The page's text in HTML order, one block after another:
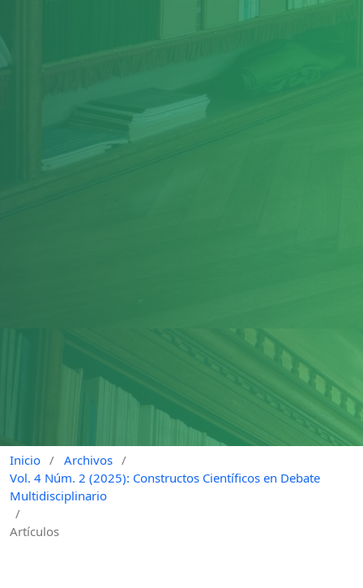
Inicio / Archivos /
Vol. 4 Núm. 2 (2025): Constructos Científicos en Debate
Multidisciplinario
/
Artículos